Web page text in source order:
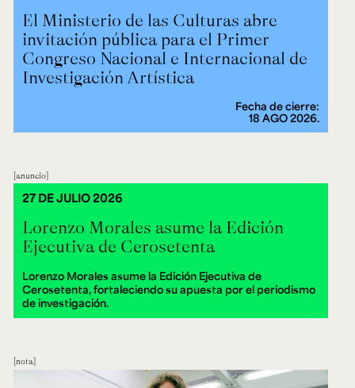
El Ministerio de las Culturas abre
invitación pública para el Primer
Congreso Nacional e Internacional de
Investigación Artística
Fecha de cierre:
18 AGO 2026.
anuncio
Lorenzo Morales asume la Edición
Ejecutiva de Cerosetenta
Lorenzo Morales asume la Edición Ejecutiva de
Cerosetenta, fortaleciendo su apuesta por el periodismo
de investigación.
27 DE JULIO 2026
nota